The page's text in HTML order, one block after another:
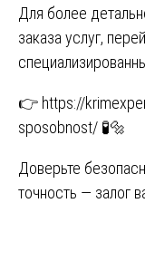
Для более
заказа услуг,
👉 https://
sposobnost/ 🧪🔩
Доверьте
точность — залог